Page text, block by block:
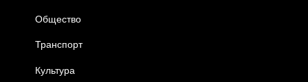
Общество
Транспорт
Культура